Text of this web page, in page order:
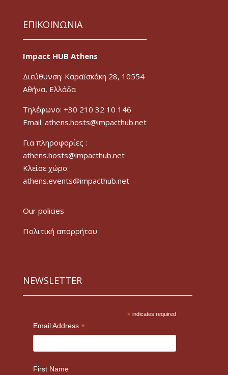
ΕΠΙΚΟΙΝΩΝΙΑ
Impact HUB Athens
Διεύθυνση: Καραϊσκάκη 28, 10554
Αθήνα, Ελλάδα
Τηλέφωνο: +30 210 32 10 146
Email: athens.hosts@impacthub.net
Για πληροφορίες :
athens.hosts@impacthub.net
Κλείσε χώρο:
athens.events@impacthub.net
Our policies
Πολιτική απορρήτου
NEWSLETTER
* indicates required
Email Address *
First Name